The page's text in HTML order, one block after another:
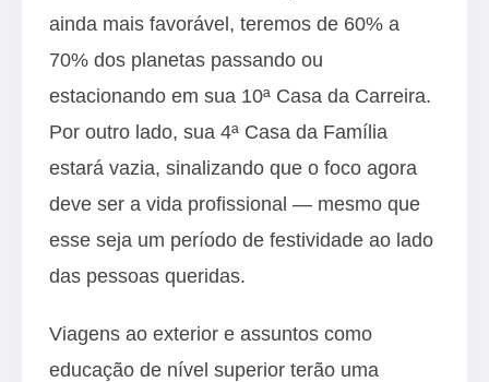
ainda mais favorável, teremos de 60% a
70% dos planetas passando ou
estacionando em sua 10ª Casa da Carreira.
Por outro lado, sua 4ª Casa da Família
estará vazia, sinalizando que o foco agora
deve ser a vida profissional — mesmo que
esse seja um período de festividade ao lado
das pessoas queridas.
Viagens ao exterior e assuntos como
educação de nível superior terão uma